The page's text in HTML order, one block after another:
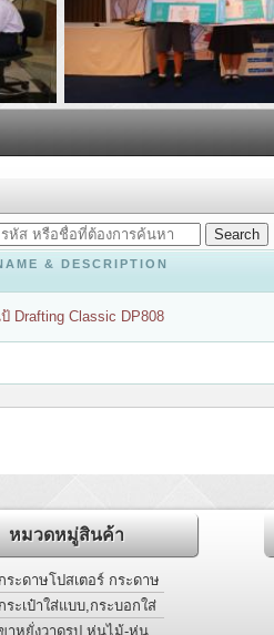
& DESCRIPTION
ป้ Drafting Classic DP808
หมวดหมู่สินค้า
กระดาษโปสเตอร์ กระดาษ
การ์ดหอม แผ่นอะครีลิคสี
กระเป๋าใส่แบบ,กระบอกใส่
บบ
าหยั่งวาดรูป,หุ่นไม้-หุ่น